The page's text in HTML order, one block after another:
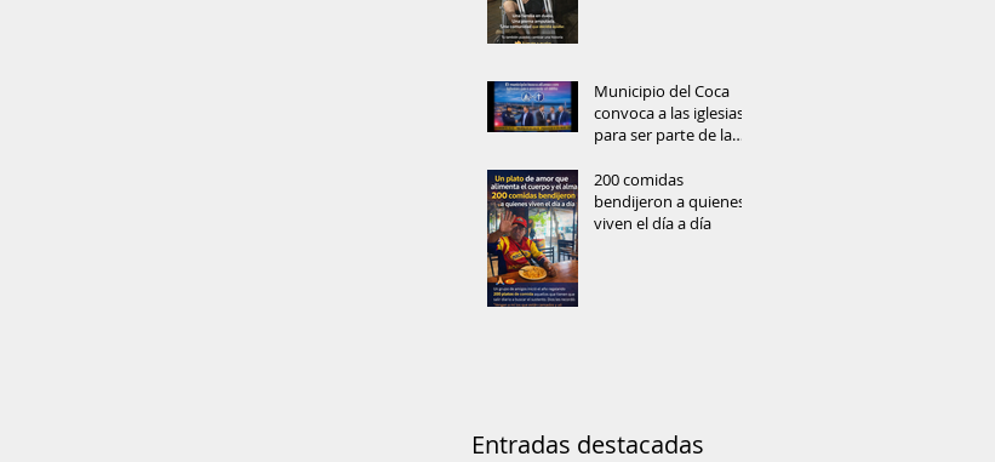
Municipio del Coca
convoca a las iglesias
para ser parte de la
y reconstrucción del
tejido social
200 comidas
bendijeron a quienes
viven el día a día
Entradas destacadas